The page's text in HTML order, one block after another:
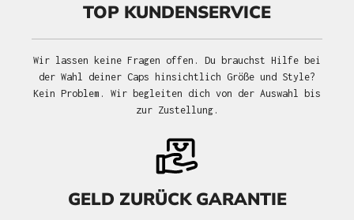
TOP KUNDENSERVICE
Wir lassen keine Fragen offen. Du brauchst Hilfe bei
der Wahl deiner Caps hinsichtlich Größe und Style?
Kein Problem. Wir begleiten dich von der Auswahl bis
zur Zustellung.
GELD ZURÜCK GARANTIE